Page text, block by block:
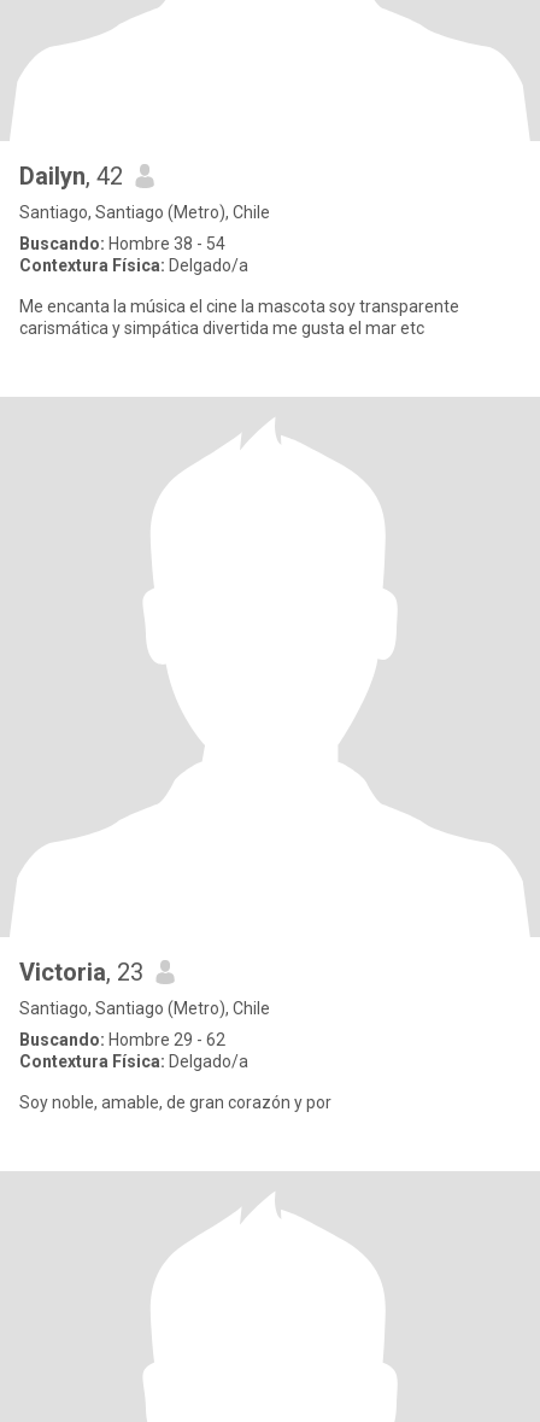
Dailyn, 42
Santiago, Santiago (Metro), Chile
Buscando: Hombre 38 - 54
Contextura Física: Delgado/a
Me encanta la música el cine la mascota soy transparente
carismática y simpática divertida me gusta el mar etc
Victoria, 23
Santiago, Santiago (Metro), Chile
Buscando: Hombre 29 - 62
Contextura Física: Delgado/a
Soy noble, amable, de gran corazón y por